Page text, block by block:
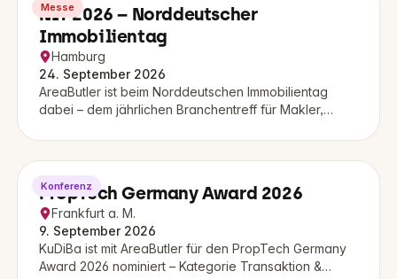
Messe
NIT 2026 – Norddeutscher
Immobilientag
Hamburg
24. September 2026
AreaButler ist beim Norddeutschen Immobilientag
dabei – dem jährlichen Branchentreff für Makler,
Konferenz
PropTech Germany Award 2026
Frankfurt a. M.
9. September 2026
KuDiBa ist mit AreaButler für den PropTech Germany
Award 2026 nominiert – Kategorie Transaktion &